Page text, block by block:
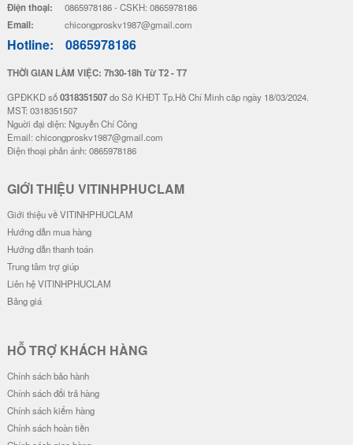
Điện thoại: 0865978186 - CSKH: 0865978186
Email: chicongproskv1987@gmail.com
Hotline: 0865978186
THỜI GIAN LÀM VIỆC: 7h30-18h Từ T2 - T7
GPĐKKD số0318351507do Sở KHĐT Tp.Hồ Chí Minh cãp ngày 18/03/2024.
MST: 0318351507
Nguời đại diện: Nguyễn Chí Công
Email: chicongproskv1987@gmail.com
Điện thoại phản ánh: 0865978186
GIỚI THIỆU VITINHPHUCLAM
Giới thiệu về VITINHPHUCLAM
Hướng dẫn mua hàng
Hướng dẫn thanh toán
Trung tâm trợ giúp
Liên hệ VITINHPHUCLAM
Bảng giá
HỖ TRỢ KHÁCH HÀNG
Chính sách bảo hành
Chính sách đổi trả hàng
Chính sách kiểm hàng
Chính sách hoàn tiền